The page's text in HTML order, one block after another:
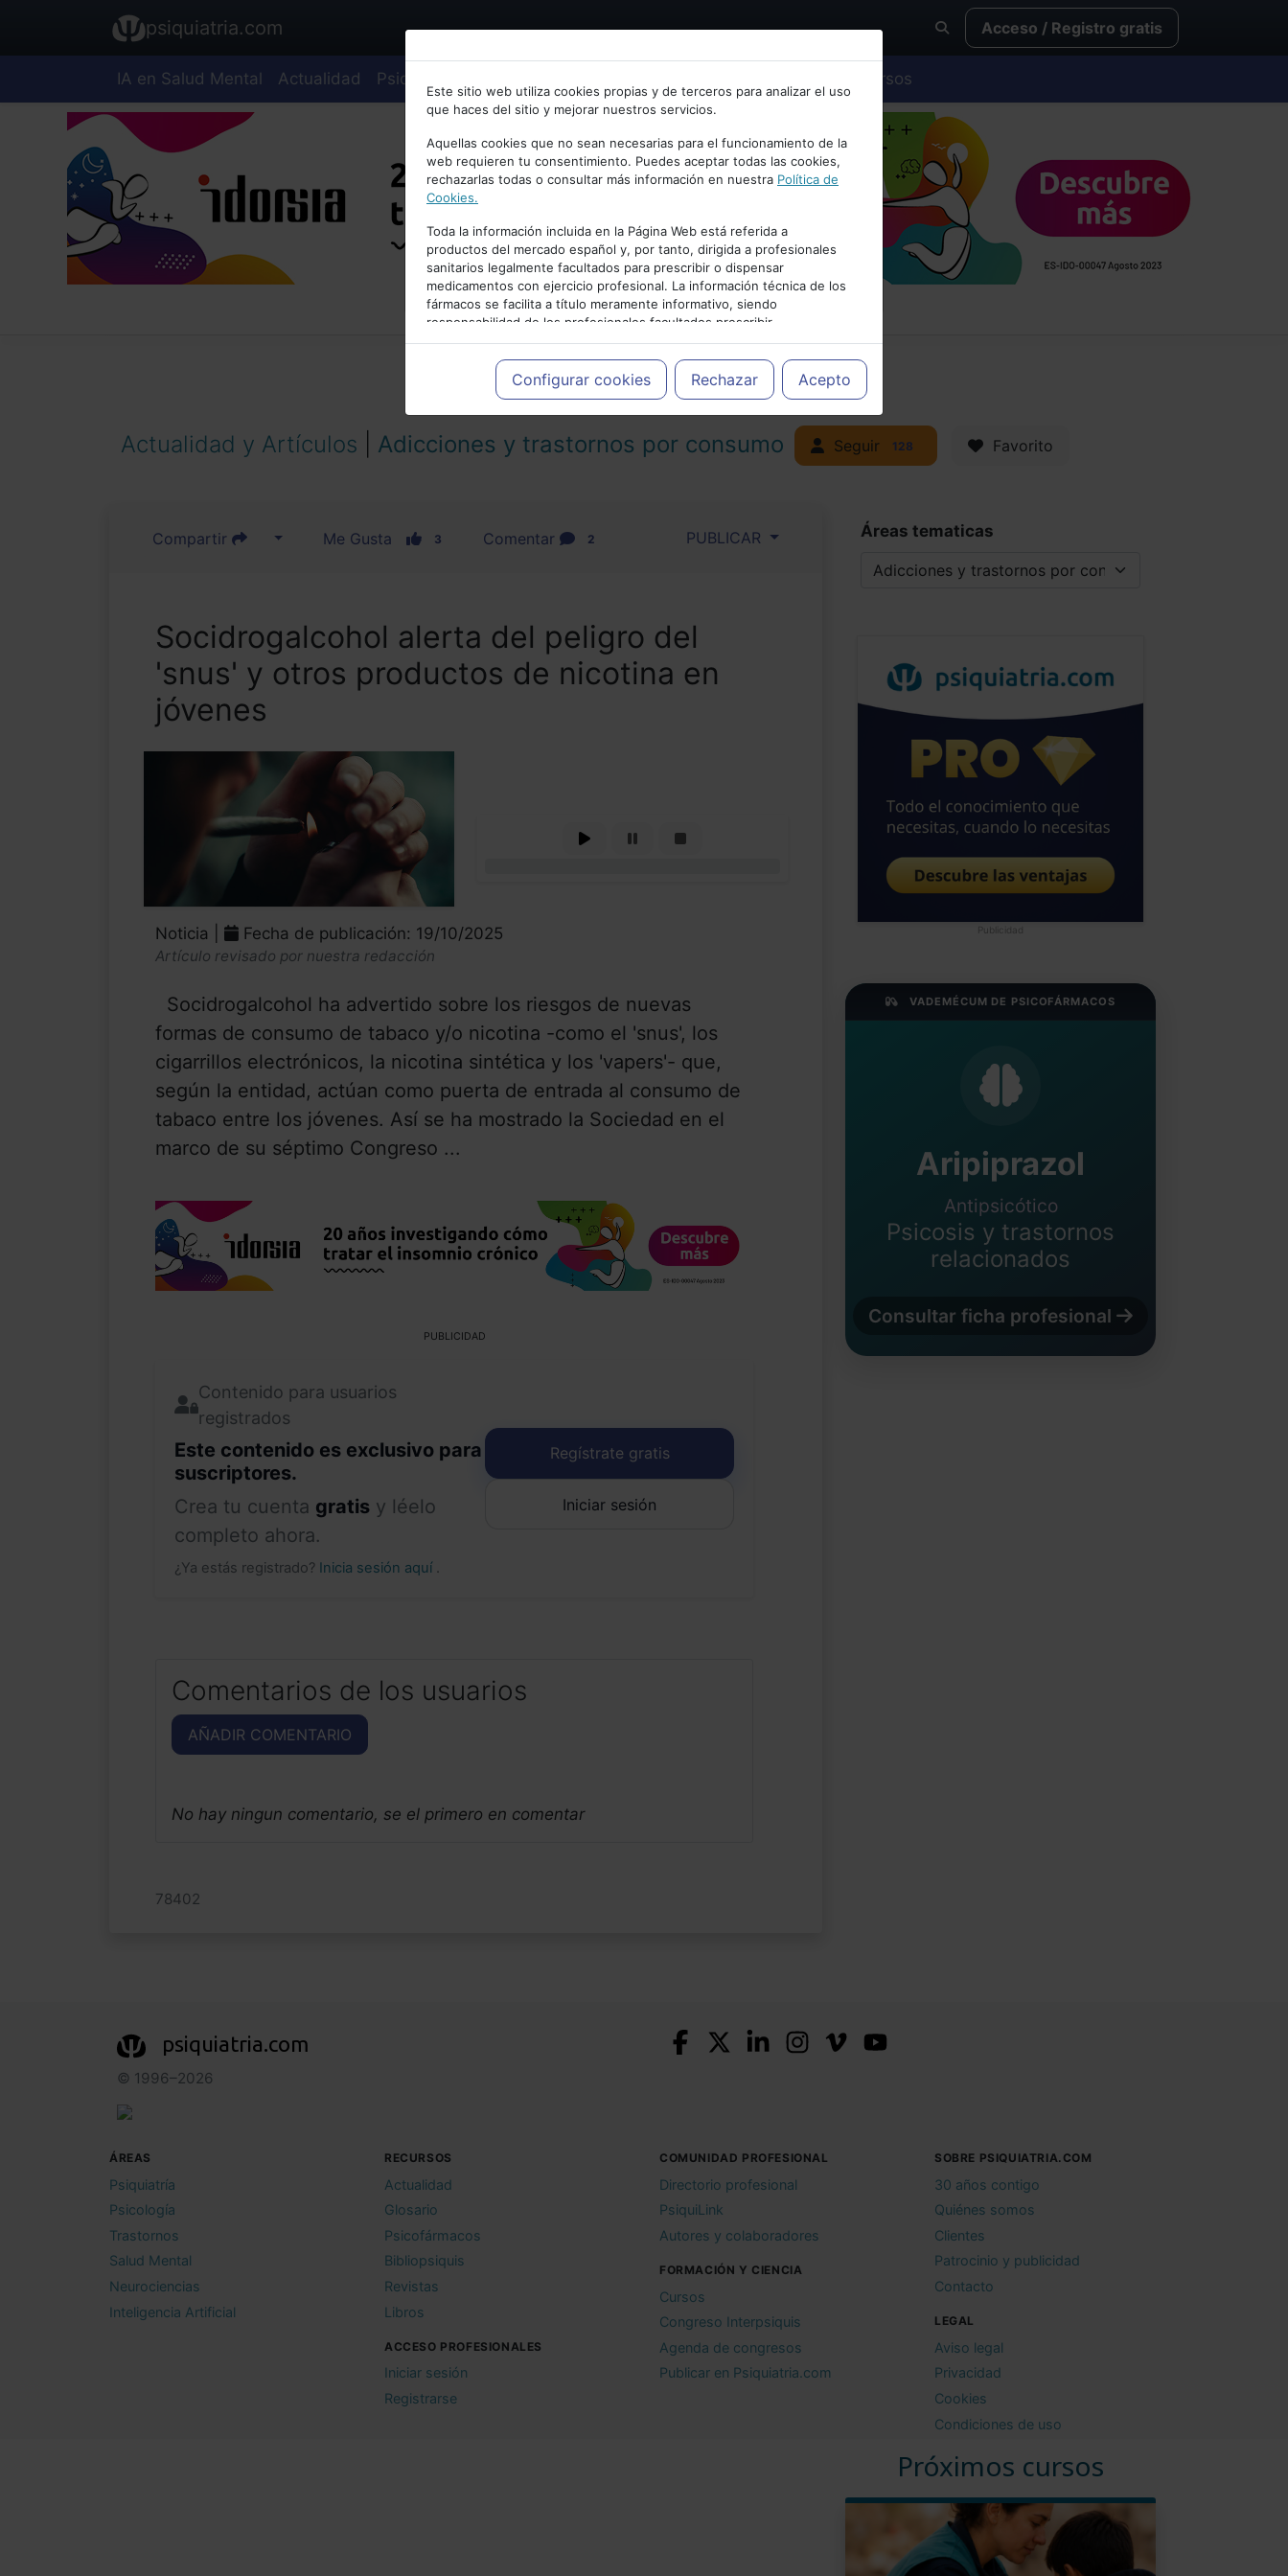
Bienvenid@ a psiquiatria.com
Escribe tu Email
Accede o regístrate con tu email.
Cancelar
psiquiatria.com Acceso / Registro gratis
IA en Salud Mental Actualidad Psiquiatría Cursos
Este sitio web utiliza cookies propias y de terceros para analizar el uso
que haces del sitio y mejorar nuestros servicios.
Aquellas cookies que no sean necesarias para el funcionamiento de la
web requieren tu consentimiento. Puedes aceptar todas las cookies,
rechazarlas todas o consultar más información en nuestra Política de
Cookies.
Toda la información incluida en la Página Web está referida a
productos del mercado español y, por tanto, dirigida a profesionales
sanitarios legalmente facultados para prescribir o dispensar
medicamentos con ejercicio profesional. La información técnica de los
fármacos se facilita a título meramente informativo, siendo
responsabilidad de los profesionales facultados prescribir
medicamentos y decidir, en cada caso concreto, el tratamiento más
adecuado a las necesidades del paciente.
Configurar cookies Rechazar Acepto
PUBLICIDAD
Actualidad y Artículos Adicciones y trastornos por consumo Seguir 128 Favorito
Compartir Me Gusta 3 Comentar 2 PUBLICAR
Socidrogalcohol alerta del peligro del
'snus' y otros productos de nicotina en
jóvenes
Noticia | Fecha de publicación: 19/10/2025
Artículo revisado por nuestra redacción
Socidrogalcohol ha advertido sobre los riesgos de nuevas
formas de consumo de tabaco y/o nicotina -como el 'snus', los
cigarrillos electrónicos, la nicotina sintética y los 'vapers'- que,
según la entidad, actúan como puerta de entrada al consumo de
tabaco entre los jóvenes. Así se ha mostrado la Sociedad en el
marco de su séptimo Congreso ...
PUBLICIDAD
Contenido para usuarios
registrados
Este contenido es exclusivo para
suscriptores.
Crea tu cuenta gratis y léelo
completo ahora.
¿Ya estás registrado? Inicia sesión aquí .
Regístrate gratis
Iniciar sesión
Comentarios de los usuarios
AÑADIR COMENTARIO
No hay ningun comentario, se el primero en comentar
78402
Áreas tematicas
Publicidad
VADEMÉCUM DE PSICOFÁRMACOS
Aripiprazol
Antipsicótico
Psicosis y trastornos
relacionados
Consultar ficha profesional
Próximos cursos
psiquiatria.com
© 1996–2026
ÁREAS
Psiquiatría
Psicología
Trastornos
Salud Mental
Neurociencias
Inteligencia Artificial
RECURSOS
Actualidad
Glosario
Psicofármacos
Bibliopsiquis
Revistas
Libros
ACCESO PROFESIONALES
Iniciar sesión
Registrarse
COMUNIDAD PROFESIONAL
Directorio profesional
PsiquiLink
Autores y colaboradores
FORMACIÓN Y CIENCIA
Cursos
Congreso Interpsiquis
Agenda de congresos
Publicar en Psiquiatria.com
SOBRE PSIQUIATRIA.COM
30 años contigo
Quiénes somos
Clientes
Patrocinio y publicidad
Contacto
LEGAL
Aviso legal
Privacidad
Cookies
Condiciones de uso